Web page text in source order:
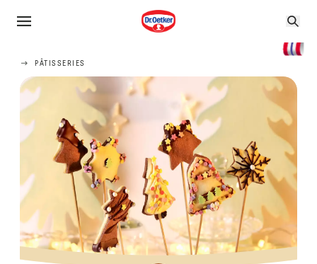
PÂTISSERIES